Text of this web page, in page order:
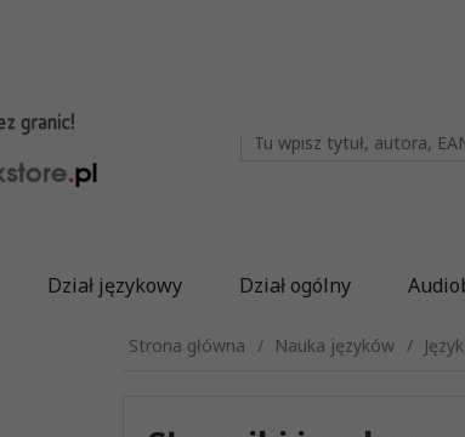
Dział językowy Dział ogólny
Strona główna Nauka języków